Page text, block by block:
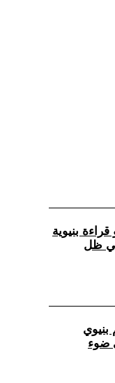
بنيوية
ظل
بنيوي
ضوء